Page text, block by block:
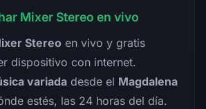
Mixer Stereo en vivo
Stereo en vivo y gratis
dispositivo con internet.
variada desde el Magdalena
estés, las 24 horas del día.